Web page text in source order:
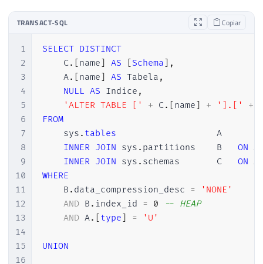
TRANSACT-SQL Copiar
1
2
3
4
5
6
7
8
9
10
11
12
13
14
15
16
SELECT DISTINCT
    C
. [name] AS [Schema] ,
    A
. [name] AS Tabela ,
NULL AS Indice ,
'ALTER TABLE ['
+ C. [name] + '].[' +
FROM
    sys
. tables
                   A
INNER JOIN sys . partitions    B ON A
INNER JOIN sys . schemas       C ON A
WHERE
    B
. data_compression_desc =
'NONE'
AND B . index_id = 0
-- HEAP
AND A. [type] = 'U'
UNION